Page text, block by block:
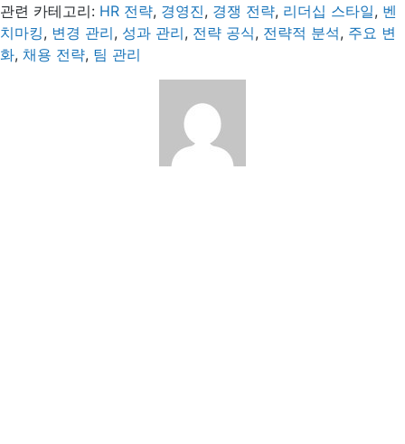
관련 카테고리: HR 전략, 경영진, 경쟁 전략, 리더십 스타일, 벤
치마킹, 변경 관리, 성과 관리, 전략 공식, 전략적 분석, 주요 변
화, 채용 전략, 팀 관리